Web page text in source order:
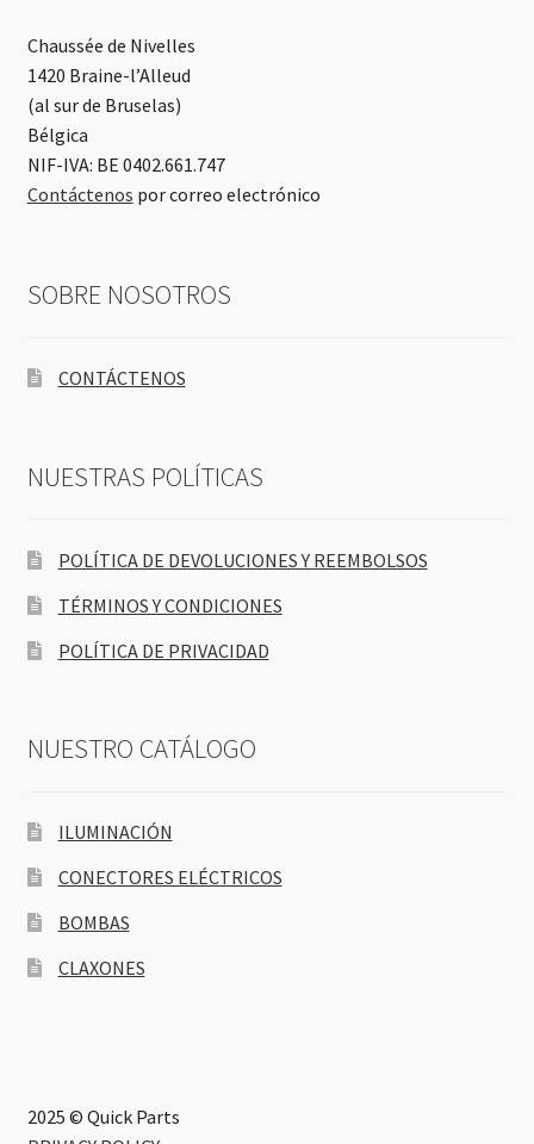
Chaussée de Nivelles
1420 Braine-l’Alleud
(al sur de Bruselas)
Bélgica
NIF-IVA: BE 0402.661.747
Contáctenos por correo electrónico
SOBRE NOSOTROS
CONTÁCTENOS
NUESTRAS POLÍTICAS
POLÍTICA DE DEVOLUCIONES Y REEMBOLSOS
TÉRMINOS Y CONDICIONES
POLÍTICA DE PRIVACIDAD
NUESTRO CATÁLOGO
ILUMINACIÓN
CONECTORES ELÉCTRICOS
BOMBAS
CLAXONES
2025 © Quick Parts